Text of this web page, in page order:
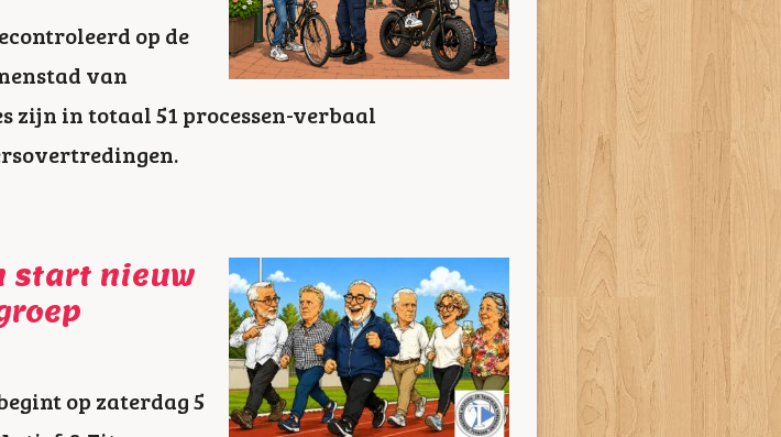
op de
van
zijn in totaal 51 processen-verbaal
start nieuw
op zaterdag 5